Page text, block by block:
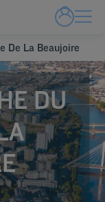
De La Beaujoire
DU